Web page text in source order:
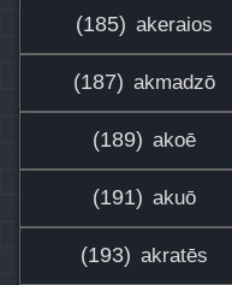
(185) akeraios
(187) akmadzō
(189) akoē
(191) akuō
(193) akratēs